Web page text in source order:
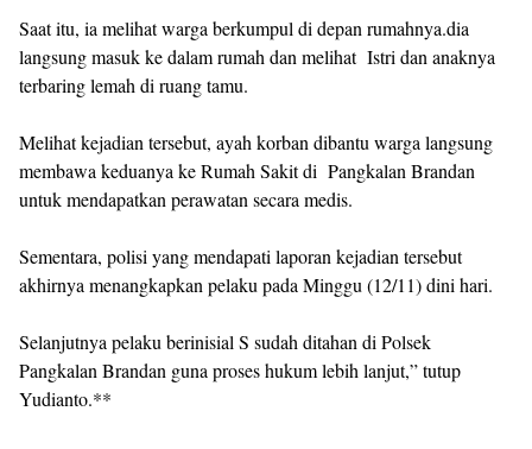
Saat itu, ia melihat warga berkumpul di depan rumahnya.dia
langsung masuk ke dalam rumah dan melihat Istri dan anaknya
terbaring lemah di ruang tamu.
Melihat kejadian tersebut, ayah korban dibantu warga langsung
membawa keduanya ke Rumah Sakit di Pangkalan Brandan
untuk mendapatkan perawatan secara medis.
Sementara, polisi yang mendapati laporan kejadian tersebut
akhirnya menangkapkan pelaku pada Minggu (12/11) dini hari.
Selanjutnya pelaku berinisial S sudah ditahan di Polsek
Pangkalan Brandan guna proses hukum lebih lanjut,” tutup
Yudianto.**